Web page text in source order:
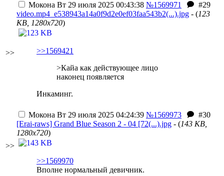
>>
Мокона Вт 29 июля 2025 00:43:38 №1569971
#29
video.mp4_e538943a14a0f9d2e0ef03faa543b2(...).jpg - (123
KB, 1280x720)
>>1569421
>Кайа как действующее лицо
наконец появляется
Инкаминг.
>>
Мокона Вт 29 июля 2025 04:24:39 №1569973
#30
[Erai-raws] Grand Blue Season 2 - 04 [72(...).jpg - (143 KB,
1280x720)
>>1569970
Вполне нормальный девичник.